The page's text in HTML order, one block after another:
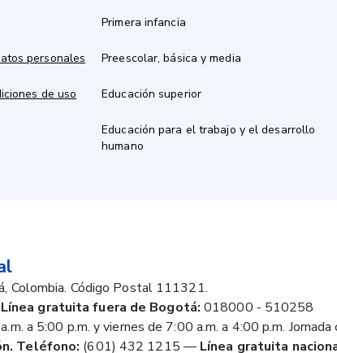
personales
de uso
Primera infancia
Preescolar, básica y media
Educación superior
Educación para el trabajo y el desarrollo
humano
Colombia. Código Postal 111321.
Línea gratuita fuera de Bogotá: 018000 - 510258
a 5:00 p.m. y viernes de 7:00 a.m. a 4:00 p.m. Jornada
Teléfono: (601) 432 1215 — Línea gratuita